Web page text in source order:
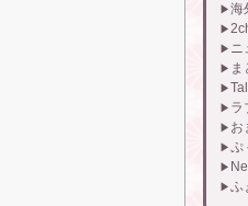
海
ニ
ま
ラ
お
ぷ
ふ